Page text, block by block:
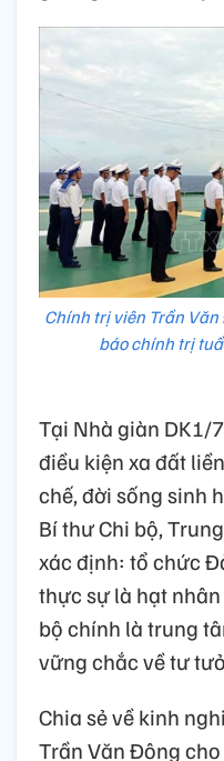
Chính trị viên Trần
báo chính trị
Tại Nhà giàn DK1/
điều kiện xa đất
chế, đời sống sinh
Bí thư Chi bộ,
xác định: tổ chức
thực sự là hạt
bộ chính là trung
vững chắc về tư
Chia sẻ về kinh
Trần Văn Đông